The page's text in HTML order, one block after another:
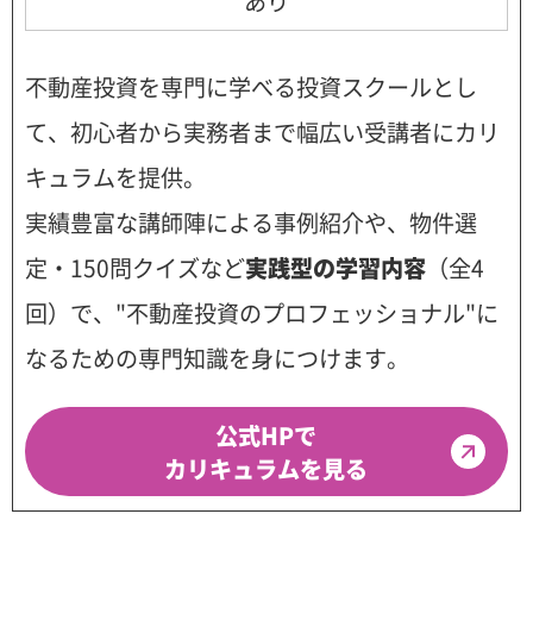
不動産投資を専門に学べる投資スクールとし
て、初心者から実務者まで幅広い受講者にカリ
キュラムを提供。
実績豊富な講師陣による事例紹介や、物件選
定・150問クイズなど実践型の学習内容（全4
回）で、"不動産投資のプロフェッショナル"に
なるための専門知識を身につけます。
公式HPで
カリキュラムを見る